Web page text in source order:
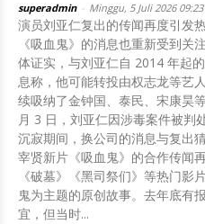
superadmin Minggu, 5 Juli 2026 09:23
演员刘亚仁复出的传闻再度引发
《吸血鬼》的消息也重新受到关注。 本周二，经纪公司 UAA
体证实，与刘亚仁自 2014 年起
息称，他可能转投由权志龙等艺
续吸纳了金钟国、泰民、宋康昊等多
月 3 日，刘亚仁因涉毒案件被判
沉寂期间，换公司的消息与复出
宰贤新片《吸血鬼》的合作传闻再次成为焦
《破墓》《黑司祭们》等热门影
鬼为主题的原创故事。去年底有
宜，但当时...